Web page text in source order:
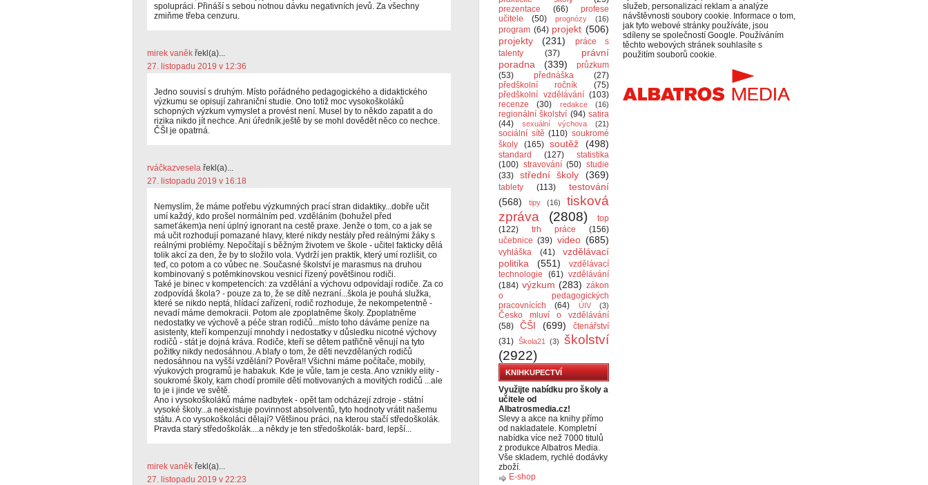
spolupráci. Přináší s sebou notnou dávku negativních jevů. Za všechny
zmiňme třeba cenzuru.
mirek vaněk řekl(a)...
27. listopadu 2019 v 12:36
Jedno souvisí s druhým. Místo pořádného pedagogického a didaktického
výzkumu se opisují zahraniční studie. Ono totiž moc vysokoškoláků
schopných výzkum vymyslet a provést není. Musel by to někdo zapatit a do
rizika nikdo jít nechce. Ani úředník.ještě by se mohl dovědět něco co nechce.
ČŠI je opatrná.
rváčkazvesela řekl(a)...
27. listopadu 2019 v 16:18
Nemyslím, že máme potřebu výzkumných prací stran didaktiky...dobře učit
umí každý, kdo prošel normálním ped. vzděláním (bohužel před
sameťákem)a není úplný ignorant na cestě praxe. Jenže o tom, co a jak se
má učit rozhodují pomazané hlavy, které nikdy nestály před reálnými žáky s
reálnými problémy. Nepočítají s běžným životem ve škole - učitel fakticky dělá
tolik akcí za den, že by to složilo vola. Vydrží jen praktik, který umí rozlišit, co
teď, co potom a co vůbec ne. Současné školství je marasmus na druhou
kombinovaný s potěmkinovskou vesnicí řízený povětšinou rodiči.
Také je binec v kompetencích: za vzdělání a výchovu odpovídají rodiče. Za co
zodpovídá škola? - pouze za to, že se dítě nezraní...škola je pouhá služka,
které se nikdo neptá, hlídací zařízení, rodič rozhoduje, že nekompetentně -
nevadí máme demokracii. Potom ale zpoplatněme školy. Zpoplatněme
nedostatky ve výchově a péče stran rodičů...místo toho dáváme peníze na
asistenty, kteří kompenzují mnohdy i nedostatky v důsledku nicotné výchovy
rodičů - stát je dojná kráva. Rodiče, kteří se dětem patřičně věnují na tyto
požitky nikdy nedosáhnou. A blafy o tom, že děti nevzdělaných rodičů
nedosáhnou na vyšší vzdělání? Pověra!! Všichni máme počítače, mobily,
výukových programů je habakuk. Kde je vůle, tam je cesta. Ano vznikly elity -
soukromé školy, kam chodí promile dětí motivovaných a movitých rodičů ...ale
to je i jinde ve světě.
Ano i vysokoškoláků máme nadbytek - opět tam odcházejí zdroje - státní
vysoké školy...a neexistuje povinnost absolventů, tyto hodnoty vrátit našemu
státu. A co vysokoškoláci dělají? Většinou práci, na kterou stačí středoškolák.
Pravda starý středoškolák....a někdy je ten středoškolák- bard, lepší...
mirek vaněk řekl(a)...
27. listopadu 2019 v 22:23
prezentace
(66)
profese
učitele
(50) prognózy (16)
program (64) projekt (506)
projekty
(231)
práce s
talenty
(37)
právní
poradna
(339)
průzkum
(53)
přednáška
(27)
předškolní ročník
(75)
předškolní vzdělávání (103)
recenze
(30) redakce (16)
regionální školství (94) satira
(44)
sexuální výchova (21)
sociální sítě (110) soukromé
školy
(165) soutěž (498)
standard (127)
statistika
(100) stravování (50) studie
(33)
střední školy (369)
tablety (113)
testování
(568)
tipy (16)
tisková
zpráva
(2808)
top
(122)
trh práce
(156)
učebnice (39) video (685)
vyhláška (41)
vzdělávací
politika
(551)
vzdělávací
technologie
(61) vzdělávání
(184) výzkum (283) zákon
o pedagogických
pracovnících
(64) ÚIV (3)
Česko mluví o vzdělávání
(58)
ČŠI (699)
čtenářství
(31) Škola21 (3)
školství
(2922)
KNIHKUPECTVÍ
Využijte nabídku pro školy a
učitele od
Albatrosmedia.cz!
Slevy a akce na knihy přímo
od nakladatele. Kompletní
nabídka více než 7000 titulů
z produkce Albatros Media.
Vše skladem, rychlé dodávky
zboží.
E-shop
služeb, personalizaci reklam a analýze
návštěvnosti soubory cookie. Informace o tom,
jak tyto webové stránky používáte, jsou
sdíleny se společností Google. Používáním
těchto webových stránek souhlasíte s
použitím souborů cookie.